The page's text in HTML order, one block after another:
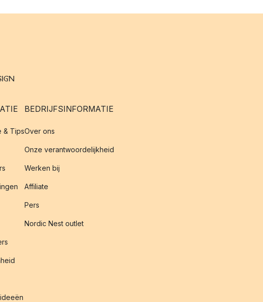
& Tips
BEDRIJFSINFORMATIE
Over ons
Onze verantwoordelijkheid
Werken bij
Affiliate
Pers
Nordic Nest outlet